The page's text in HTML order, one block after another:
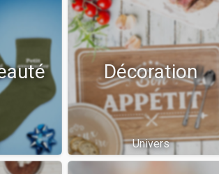
Décoration
Univers